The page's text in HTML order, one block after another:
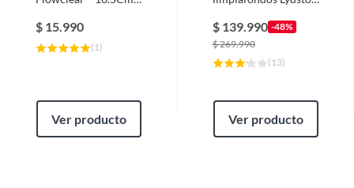
$ 15.990
( 1)
Ver producto
$ 139.990 -48%
$269.990
( 13)
Ver producto